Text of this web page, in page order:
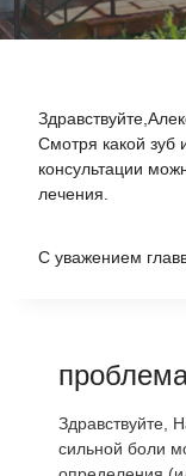
Смотря какой зуб
консультации
лечения.
С уважением
Здравствуйте,
сильной боли